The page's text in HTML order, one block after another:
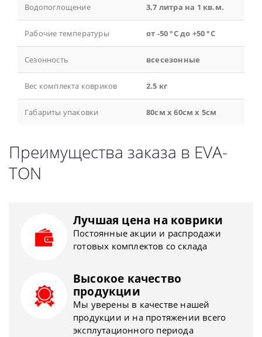
Водопоглощение 3,7 литра на 1 кв.м.
Рабочие температуры от -50 °С до +50 °С
Сезонность всесезонные
Вес комплекта ковриков 2.5 кг
Габариты упаковки 80см x 60см x 5см
Преимущества заказа в EVA-
TON
Лучшая цена на коврики
Постоянные акции и распродажи
готовых комплектов со склада
Высокое качество
продукции
Мы уверены в качестве нашей
продукции и на протяжении всего
эксплутационного периода